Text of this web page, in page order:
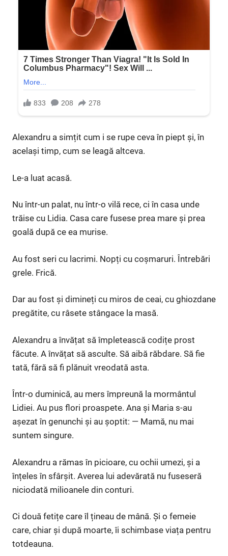
Alexandru a simțit cum i se rupe ceva în piept și, în
același timp, cum se leagă altceva.
Le-a luat acasă.
Nu într-un palat, nu într-o vilă rece, ci în casa unde
trăise cu Lidia. Casa care fusese prea mare și prea
goală după ce ea murise.
Au fost seri cu lacrimi. Nopți cu coșmaruri. Întrebări
grele. Frică.
Dar au fost și dimineți cu miros de ceai, cu ghiozdane
pregătite, cu râsete stângace la masă.
Alexandru a învățat să împletească codițe prost
făcute. A învățat să asculte. Să aibă răbdare. Să fie
tată, fără să fi plănuit vreodată asta.
Într-o duminică, au mers împreună la mormântul
Lidiei. Au pus flori proaspete. Ana și Maria s-au
așezat în genunchi și au șoptit: — Mamă, nu mai
suntem singure.
Alexandru a rămas în picioare, cu ochii umezi, și a
înțeles în sfârșit. Averea lui adevărată nu fuseseră
niciodată milioanele din conturi.
Ci două fetițe care îl țineau de mână. Și o femeie
care, chiar și după moarte, îi schimbase viața pentru
totdeauna.